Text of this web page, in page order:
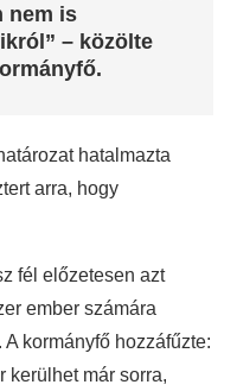
nem is
– közölte
hatalmazta
arra, hogy
fél előzetesen azt
ember számára
kormányfő hozzáfűzte:
kerülhet már sorra,